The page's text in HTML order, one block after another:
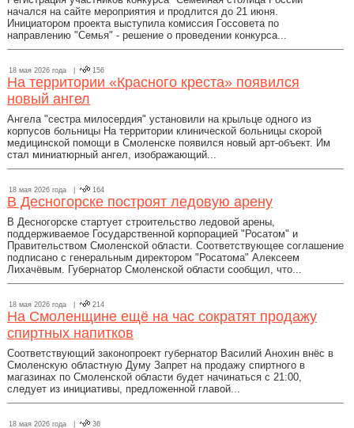
начался на сайте мероприятия и продлится до 21 июня.
Инициатором проекта выступила комиссия Госсовета по
направлению "Семья" - решение о проведении конкурса...
18 мая 2026 года | 156
На территории «Красного креста» появился
новый ангел
Ангела "сестра милосердия" установили на крыльце одного из
корпусов больницы На территории клинической больницы скорой
медицинской помощи в Смоленске появился новый арт-объект. Им
стал миниатюрный ангел, изображающий...
18 мая 2026 года | 164
В Десногорске построят ледовую арену
В Десногорске стартует строительство ледовой арены,
поддерживаемое Государственной корпорацией "Росатом" и
Правительством Смоленской области. Соответствующее соглашение
подписано с генеральным директором "Росатома" Алексеем
Лихачёвым. Губернатор Смоленской области сообщил, что...
18 мая 2026 года | 214
На Смоленщине ещё на час сократят продажу
спиртных напитков
Соответствующий законопроект губернатор Василий Анохин внёс в
Смоленскую областную Думу Запрет на продажу спиртного в
магазинах по Смоленской области будет начинаться с 21:00,
следует из инициативы, предложенной главой...
18 мая 2026 года | 36